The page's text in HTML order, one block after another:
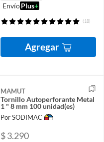
EnvíoPlus+
(18)
Agregar
MAMUT
Tornillo Autoperforante Metal
1 " 8 mm 100 unidad(es)
Por SODIMAC
$ 3.290